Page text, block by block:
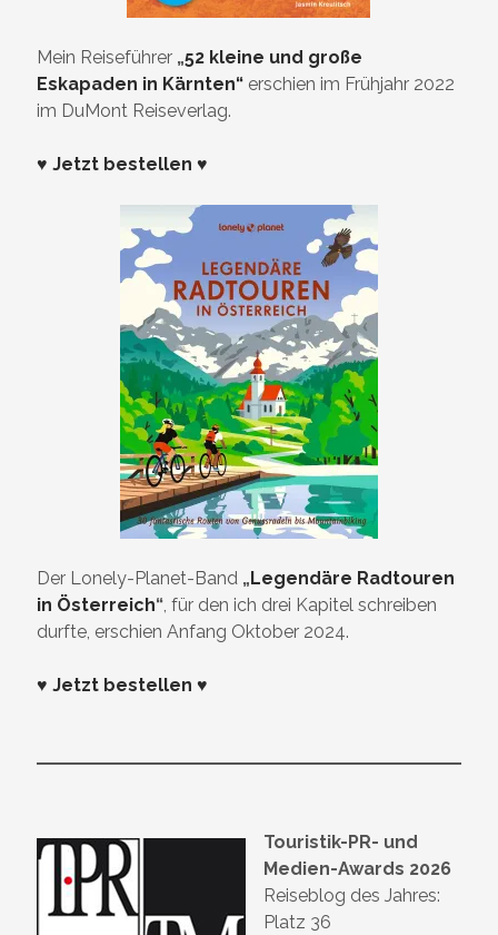
Mein Reiseführer „52 kleine und große
Eskapaden in Kärnten“ erschien im Frühjahr 2022
im DuMont Reiseverlag.
♥ Jetzt bestellen ♥
Der Lonely-Planet-Band „Legendäre Radtouren
in Österreich“, für den ich drei Kapitel schreiben
durfte, erschien Anfang Oktober 2024.
♥ Jetzt bestellen ♥
Touristik-PR- und
Medien-Awards 2026
Reiseblog des Jahres:
Platz 36